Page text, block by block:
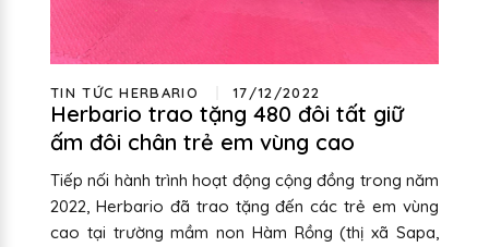
TIN TỨC HERBARIO 17/12/2022
Herbario trao tặng 480 đôi tất giữ
ấm đôi chân trẻ em vùng cao
Tiếp nối hành trình hoạt động cộng đồng trong năm
2022, Herbario đã trao tặng đến các trẻ em vùng
cao tại trường mầm non Hàm Rồng (thị xã Sapa,